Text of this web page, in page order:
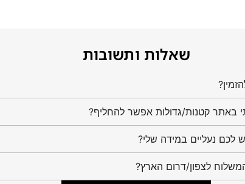
שאלות ותשובות
באתר קטנות/גדולות אפשר להחליף?
לצפון/דרום הארץ?